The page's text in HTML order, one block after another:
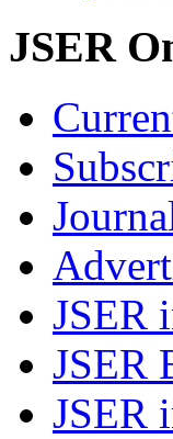
JSER
JSER
JSER
JSER